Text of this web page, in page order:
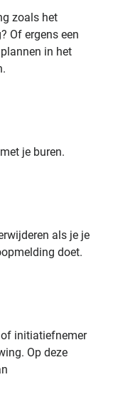
zoals het
Of ergens een
in het
je buren.
als je je
doet.
initiatiefnemer
Op deze